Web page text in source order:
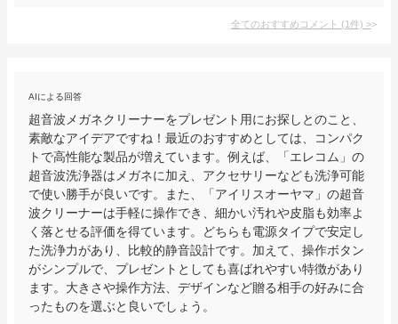
全てのおすすめコメント (1件) >
AIによる回答
超音波メガネクリーナーをプレゼント用にお探しとのこと、
素敵なアイデアですね！最近のおすすめとしては、コンパク
トで高性能な製品が増えています。例えば、「エレコム」の
超音波洗浄器はメガネに加え、アクセサリーなども洗浄可能
で使い勝手が良いです。また、「アイリスオーヤマ」の超音
波クリーナーは手軽に操作でき、細かい汚れや皮脂も効率よ
く落とせる評価を得ています。どちらも電源タイプで安定し
た洗浄力があり、比較的静音設計です。加えて、操作ボタン
がシンプルで、プレゼントとしても喜ばれやすい特徴があり
ます。大きさや操作方法、デザインなど贈る相手の好みに合
ったものを選ぶと良いでしょう。